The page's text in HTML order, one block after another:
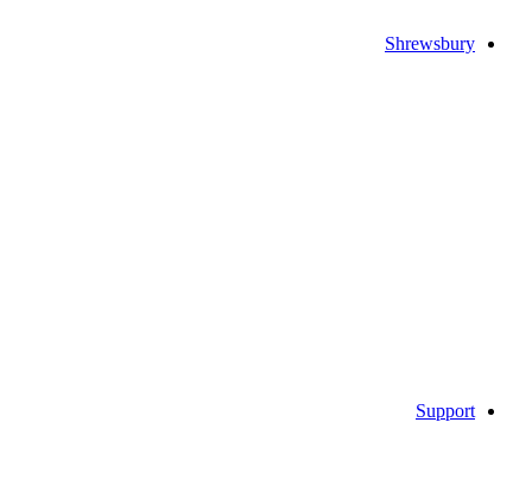
Shrewsbury
Support